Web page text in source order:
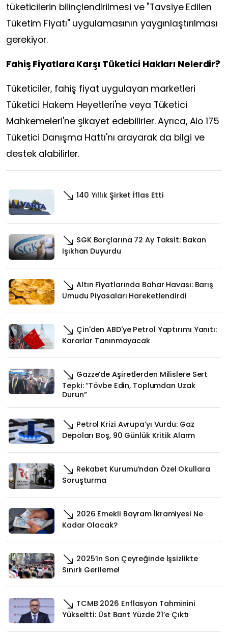
tüketicilerin bilinçlendirilmesi ve "Tavsiye Edilen
Tüketim Fiyatı" uygulamasının yaygınlaştırılması
gerekiyor.
Fahiş Fiyatlara Karşı Tüketici Hakları Nelerdir?
Tüketiciler, fahiş fiyat uygulayan marketleri
Tüketici Hakem Heyetleri'ne veya Tüketici
Mahkemeleri'ne şikayet edebilirler. Ayrıca, Alo 175
Tüketici Danışma Hattı'nı arayarak da bilgi ve
destek alabilirler.
140 Yıllık Şirket İflas Etti
SGK Borçlarına 72 Ay Taksit: Bakan
Işıkhan Duyurdu
Altın Fiyatlarında Bahar Havası: Barış
Umudu Piyasaları Hareketlendirdi
Çin'den ABD'ye Petrol Yaptırımı Yanıtı:
Kararlar Tanınmayacak
Gazze’de Aşiretlerden Milislere Sert
Tepki: “Tövbe Edin, Toplumdan Uzak
Durun”
Petrol Krizi Avrupa’yı Vurdu: Gaz
Depoları Boş, 90 Günlük Kritik Alarm
Rekabet Kurumu’ndan Özel Okullara
Soruşturma
2026 Emekli Bayram İkramiyesi Ne
Kadar Olacak?
2025’in Son Çeyreğinde İşsizlikte
Sınırlı Gerileme!
TCMB 2026 Enflasyon Tahminini
Yükseltti: Üst Bant Yüzde 21’e Çıktı